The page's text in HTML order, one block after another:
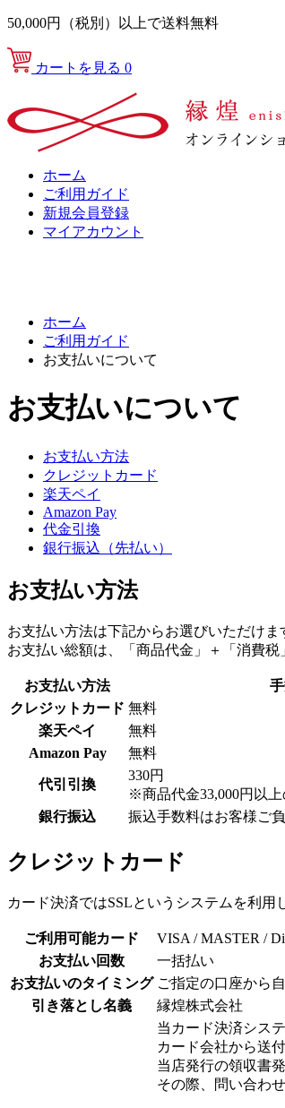
50,000円（税別）以上で送料無料
カートを見る 0
ホーム
ご利用ガイド
新規会員登録
マイアカウント
ホーム
ご利用ガイド
お支払いについて
お支払いについて
お支払い方法
クレジットカード
楽天ペイ
Amazon Pay
代金引換
銀行振込（先払い）
お支払い方法
お支払い方法は下記からお選びいただけま
お支払い総額は、「商品代金」＋「消費
お支払い方法
クレジットカード 無料
楽天ペイ
無料
Amazon Pay
無料
代引引換
330円
※商品代金33,000円以
銀行振込
振込手数料はお客様ご
クレジットカード
カード決済ではSSLというシステムを利用
ご利用可能カード
VISA / MASTER /
お支払い回数
一括払い
お支払いのタイミング ご指定の口座から
引き落とし名義
縁煌株式会社
当カード決済シス
カード会社から送
当店発行の領収書
その際、問い合わ